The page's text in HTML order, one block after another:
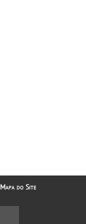
Mapa do Site